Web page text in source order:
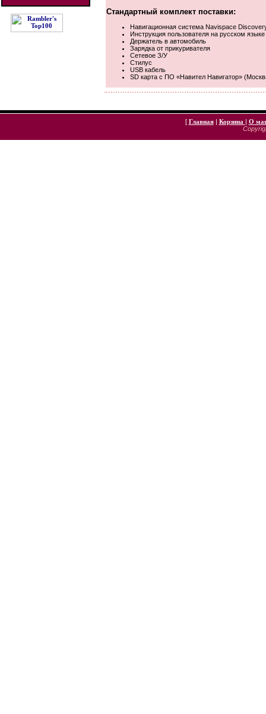
Стандартный комплект поставки:
Навигационная система Navispace
Инструкция пользователя на русском языке
Держатель в автомобиль
Зарядка от прикуривателя
Сетевое З/У
Стилус
USB кабель
SD карта с ПО «Навител Навигатор»
[ Главная| Корзина | О